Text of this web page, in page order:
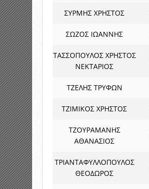
ΣΥΡΜΗΣ ΧΡΗΣΤΟΣ
ΣΩΖΟΣ ΙΩΑΝΝΗΣ
ΤΑΣΣΟΠΟΥΛΟΣ ΧΡΗΣΤΟΣ
ΝΕΚΤΑΡΙΟΣ
ΤΖΕΛΗΣ ΤΡΥΦΩΝ
ΤΖΙΜΙΚΟΣ ΧΡΗΣΤΟΣ
ΤΖΟΥΡΑΜΑΝΗΣ
ΑΘΑΝΑΣΙΟΣ
ΤΡΙΑΝΤΑΦΥΛΛΟΠΟΥΛΟΣ
ΘΕΟΔΩΡΟΣ